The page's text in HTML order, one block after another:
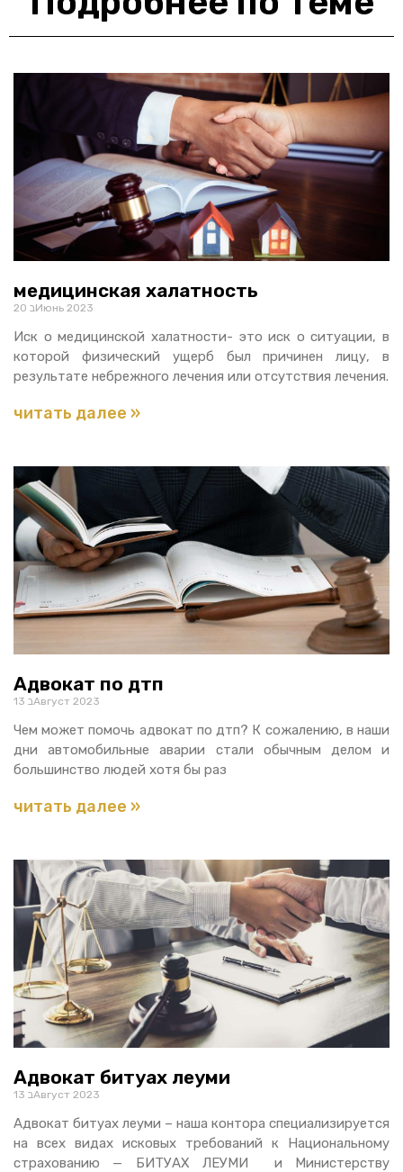
медицинская халатность
20 בИюнь 2023
Иск о медицинской халатности- это иск о ситуации, в
которой физический ущерб был причинен лицу, в
результате небрежного лечения или отсутствия лечения.
читать далее »
Адвокат по дтп
13 בАвгуст 2023
Чем может помочь адвокат по дтп? К сожалению, в наши
дни автомобильные аварии стали обычным делом и
большинство людей хотя бы раз
читать далее »
Адвокат битуах леуми
13 בАвгуст 2023
Адвокат битуах леуми – наша контора специализируется
на всех видах исковых требований к Национальному
страхованию — БИТУАХ ЛЕУМИ и Министерству